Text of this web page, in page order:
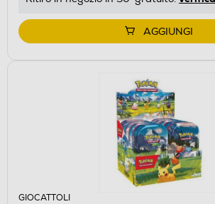
AGGIUNGI
GIOCATTOLI